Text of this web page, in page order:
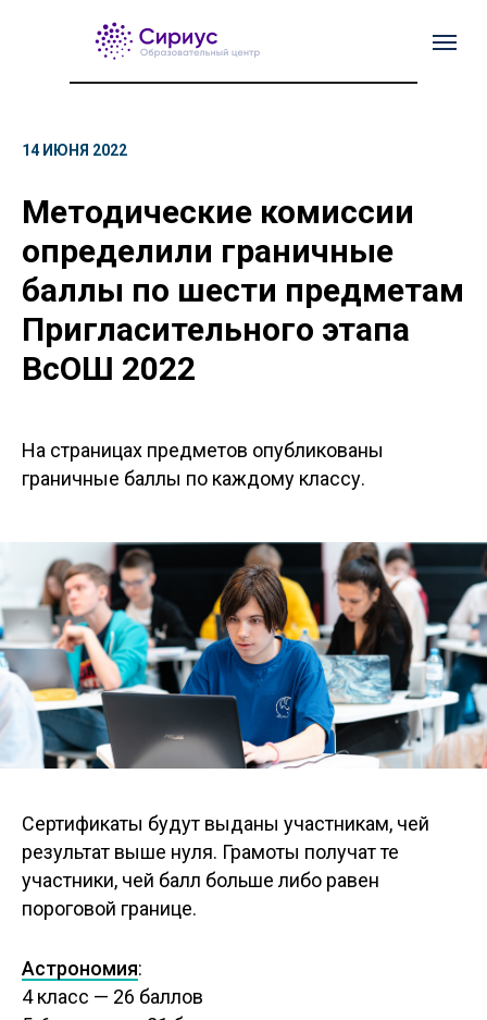
14 ИЮНЯ 2022
Методические комиссии
определили граничные
баллы по шести предметам
Пригласительного этапа
ВсОШ 2022
На страницах предметов опубликованы
граничные баллы по каждому классу.
Сертификаты будут выданы участникам, чей
результат выше нуля. Грамоты получат те
участники, чей балл больше либо равен
пороговой границе.
Астрономия:
4 класс — 26 баллов